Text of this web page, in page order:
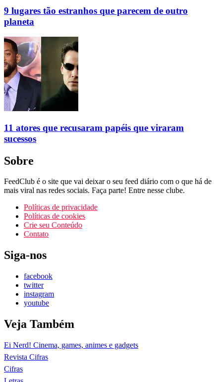
9 lugares tão estranhos que parecem de outro
planeta
11 atores que recusaram papéis que viraram
sucessos
Sobre
FeedClub é o site que vai deixar o seu feed diário com o que há de
mais viral nas redes sociais. Faça parte! Entre nesse clube.
Políticas de privacidade
Políticas de cookies
Crie seu Conteúdo
Contato
Siga-nos
facebook
twitter
instagram
youtube
Veja Também
Ei Nerd! Cinema, games, animes e gadgets
Revista Cifras
Cifras